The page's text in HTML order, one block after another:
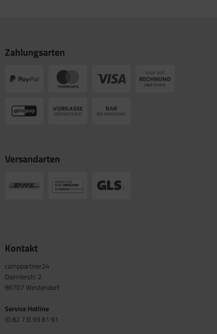
Zahlungsarten
Versandarten
Kontakt
camppartner24
Daimlerstr. 2
86707 Westendorf
Service Hotline
(0 82 73) 99 81 91